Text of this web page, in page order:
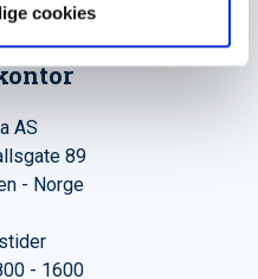
cookies
AS
89
- Norge
- 1600